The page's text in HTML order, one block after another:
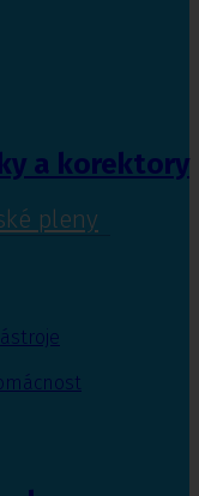
a korektory
pleny